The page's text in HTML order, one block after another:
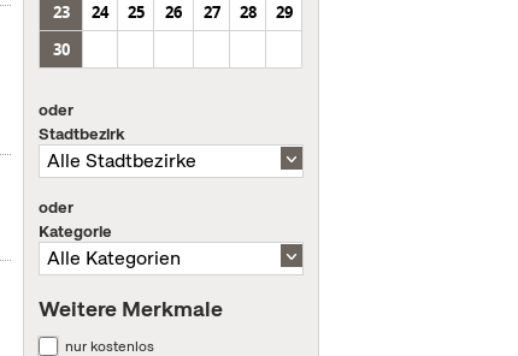
23
24 25 26 27 28
29
30
oder
Stadtbezirk
oder
Kategorie
Weitere Merkmale
nur kostenlos